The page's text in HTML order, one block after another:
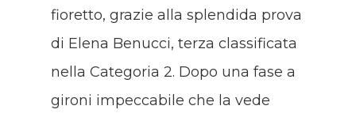
fioretto, grazie alla splendida prova
di Elena Benucci, terza classificata
nella Categoria 2. Dopo una fase a
gironi impeccabile che la vede